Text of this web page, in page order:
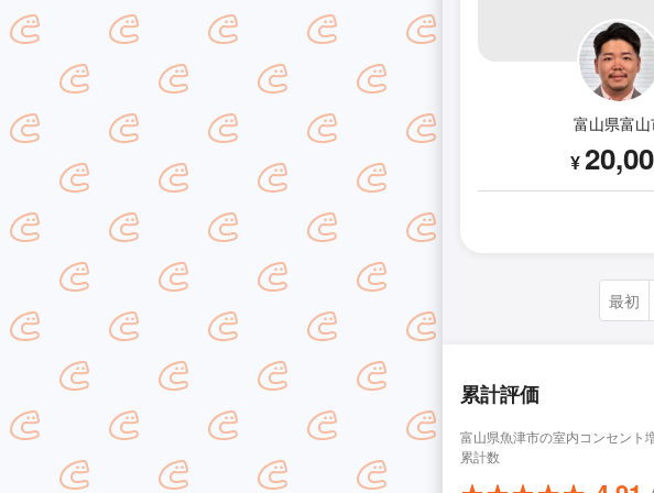
富山県富
¥
最初
累計評価
富山県魚津市の室内コンセント
累計数